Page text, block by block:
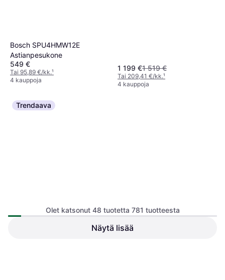
Bosch SPU4HMW12E
Astianpesukone
549 €
Tai 95,89 €/kk.¹
4 kauppoja
1 199 €1 519 €
Tai 209,41 €/kk.¹
4 kauppoja
Trendaava
Hisense Astianpesukone
Olet katsonut 48 tuotetta 781 tuotteesta
Näytä lisää